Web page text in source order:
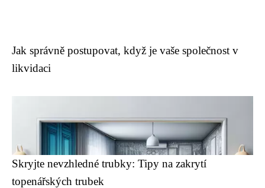
Jak správně postupovat, když je vaše společnost v
likvidaci
Skryjte nevzhledné trubky: Tipy na zakrytí
topenářských trubek